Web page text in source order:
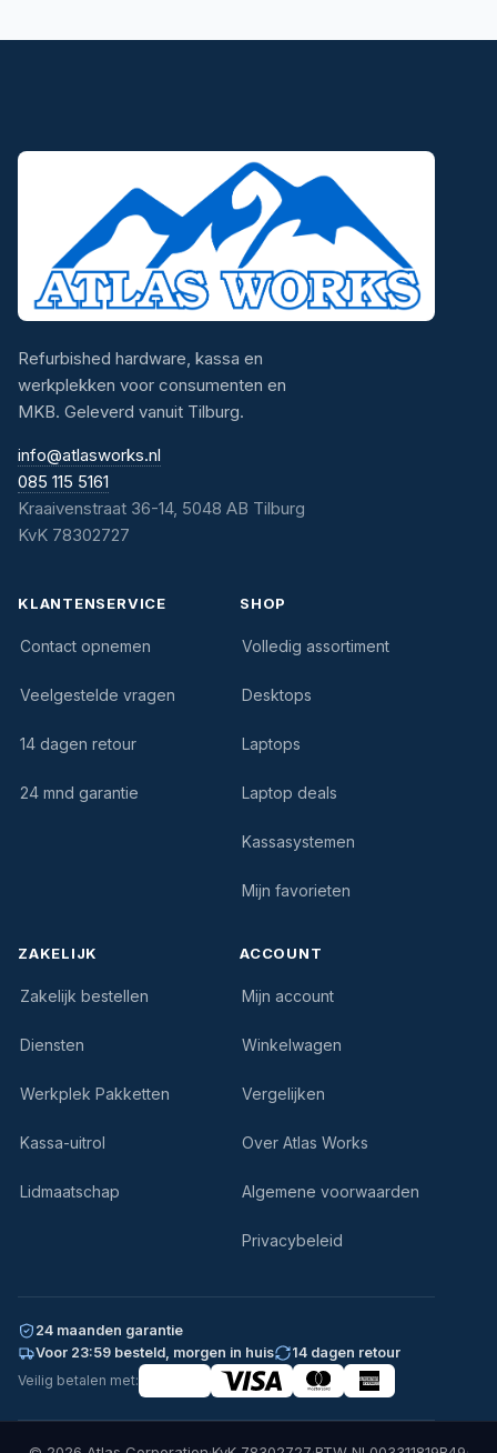
Refurbished hardware, kassa en
werkplekken voor consumenten en
MKB. Geleverd vanuit Tilburg.
info@atlasworks.nl
085 115 5161
Kraaivenstraat 36-14, 5048 AB Tilburg
KvK 78302727
KLANTENSERVICE
Contact opnemen
Veelgestelde vragen
14 dagen retour
24 mnd garantie
SHOP
Volledig assortiment
Desktops
Laptops
Laptop deals
Kassasystemen
Mijn favorieten
ZAKELIJK
Zakelijk bestellen
Diensten
Werkplek Pakketten
Kassa-uitrol
Lidmaatschap
ACCOUNT
Mijn account
Winkelwagen
Vergelijken
Over Atlas Works
Algemene voorwaarden
Privacybeleid
24 maanden garantie
Voor 23:59 besteld, morgen in huis
14 dagen retour
Veilig betalen met: